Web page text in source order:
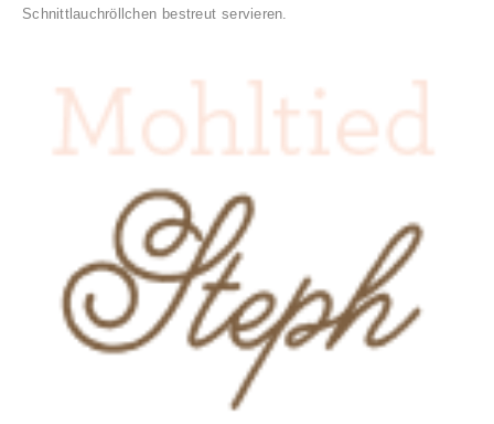
Schnittlauchröllchen bestreut servieren.